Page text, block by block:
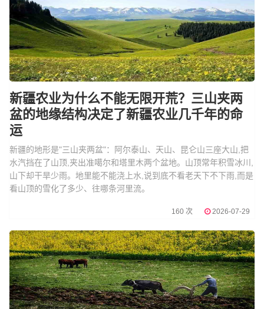
新疆农业为什么不能无限开荒？三山夹两
盆的地缘结构决定了新疆农业几千年的命
运
新疆的地形是"三山夹两盆"：阿尔泰山、天山、昆仑山三座大山,把
水汽挡在了山顶,夹出准噶尔和塔里木两个盆地。山顶常年积雪冰川,
山下却干旱少雨。地里能不能浇上水,说到底不看老天下不下雨,而是
看山顶的雪化了多少、往哪条河里流。
160 次 2026-07-29